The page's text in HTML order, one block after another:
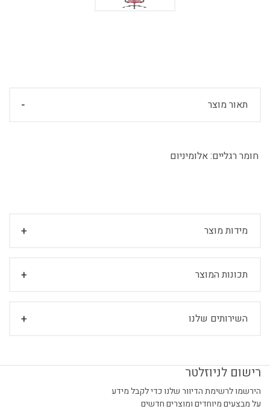
תאור מוצר
חומר רגליים:אלומיניום
מידות מוצר
תכונות המוצר
השירותים שלנו
רישום לניוזלטר
הירשמו לרשימת הדיוור שלנו כדי לקבל מידע
על מבצעים מיוחדים ומוצרים חדשים